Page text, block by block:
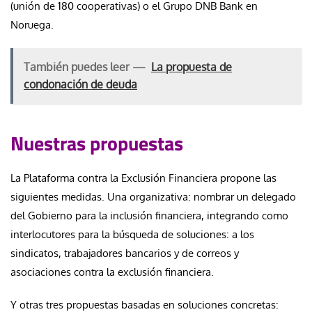
(unión de 180 cooperativas) o el Grupo DNB Bank en
Noruega.
También puedes leer — La propuesta de
condonación de deuda
Nuestras propuestas
La Plataforma contra la Exclusión Financiera propone las
siguientes medidas. Una organizativa: nombrar un delegado
del Gobierno para la inclusión financiera, integrando como
interlocutores para la búsqueda de soluciones: a los
sindicatos, trabajadores bancarios y de correos y
asociaciones contra la exclusión financiera.
Y otras tres propuestas basadas en soluciones concretas: